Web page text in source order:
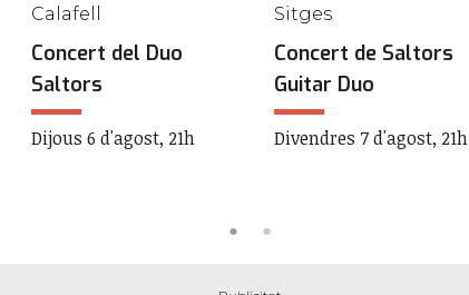
Calafell
Concert del Duo
Saltors
Dijous 6 d'agost, 21h
Sitges
Concert de Saltors
Guitar Duo
Divendres 7 d'agost, 21h